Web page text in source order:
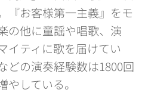
『お客様第一主義』をモ
の他に童謡や唱歌、演
イティに歌を届けてい
どの演奏経験数は1800回
している。